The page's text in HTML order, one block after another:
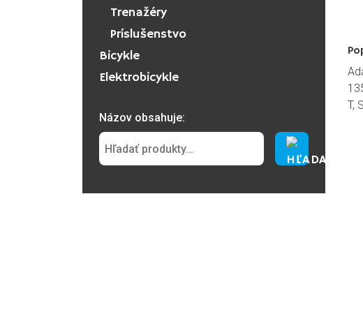
Trenažéry
Príslušenstvo
Bicykle
Elektrobicykle
Názov obsahuje:
T,